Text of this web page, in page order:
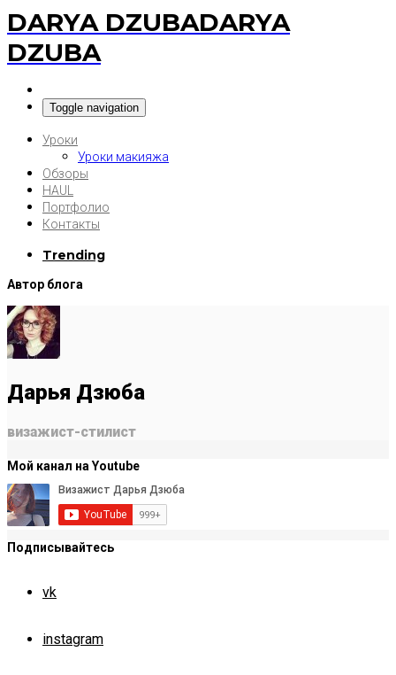
DARYA DZUBADARYA
DZUBA
Toggle navigation
Уроки
Уроки макияжа
Обзоры
HAUL
Портфолио
Контакты
Trending
Автор блога
Дарья Дзюба
визажист-стилист
Мой канал на Youtube
Подписывайтесь
vk
instagram